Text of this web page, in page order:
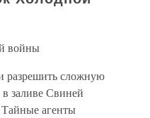
войны
разрешить сложную
заливе Свиней
агенты